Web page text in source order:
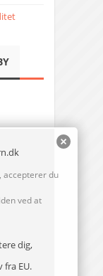
accepterer du
ved at
dig,
fra EU.